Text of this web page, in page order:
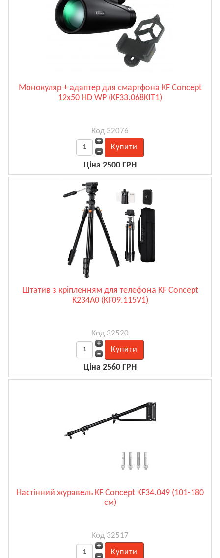
Монокуляр + адаптер для смартфона KF Concept
12x50 HD WP (KF33.068KIT1)
Код 32076
Ціна 2500 ГРН
Штатив з кріпленням для телефона KF Concept
K234A0 (KF09.115V1)
Код 32520
Ціна 2560 ГРН
Настінний журавель KF Concept KF34.049 (101-180
см)
Код 32517